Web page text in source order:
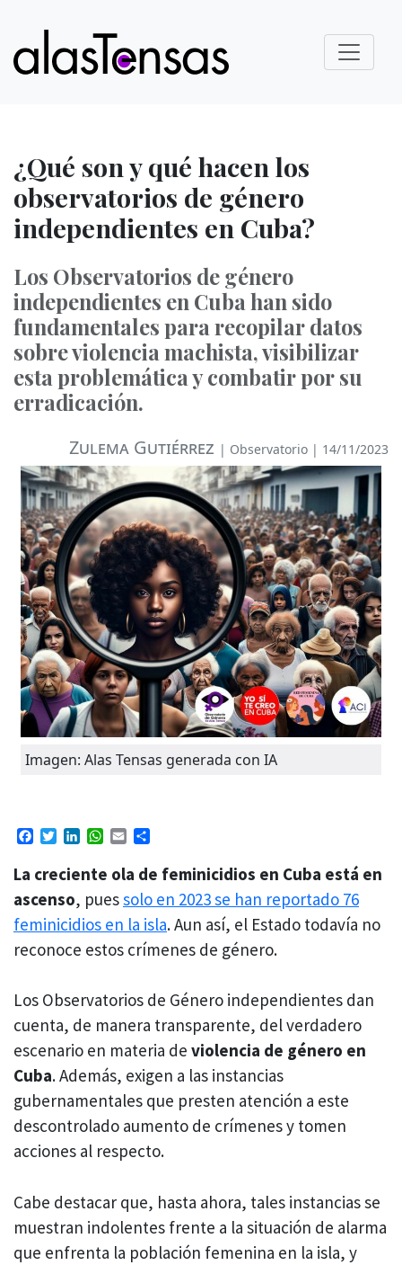
¿Qué son y qué hacen los
observatorios de género
independientes en Cuba?
Los Observatorios de género
independientes en Cuba han sido
fundamentales para recopilar datos
sobre violencia machista, visibilizar
esta problemática y combatir por su
erradicación.
Zulema Gutiérrez | Observatorio | 14/11/2023
Imagen: Alas Tensas generada con IA
Facebook
TwitterLinkedIn
WhatsApp
Email
La creciente ola de feminicidios en Cuba está en
ascenso, puessolo en 2023 se han reportado 76
feminicidios en la isla. Aun así, el Estado todavía no
reconoce estos crímenes de género.
Los Observatorios de Género independientes dan
cuenta, de manera transparente, del verdadero
escenario en materia de violencia de género en
Cuba. Además, exigen a las instancias
gubernamentales que presten atención a este
descontrolado aumento de crímenes y tomen
acciones al respecto.
Cabe destacar que, hasta ahora, tales instancias se
muestran indolentes frente a la situación de alarma
que enfrenta la población femenina en la isla, y